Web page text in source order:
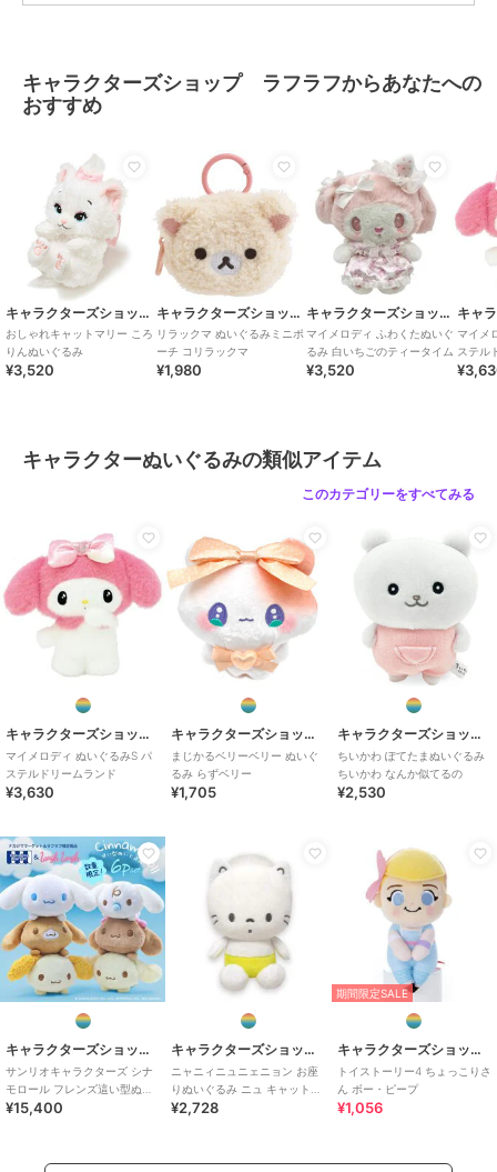
メンズ
カラー ＊＊
サイズ
キャラクターズショップ ラフラフからあなたへの
おすすめ
キャラクターズショップ ラフラフ
おしゃれキャットマリー ころ
りんぬいぐるみ
¥3,520
キャラクターズショップ ラフラフ
リラックマ ぬいぐるみミニポ
ーチ コリラックマ
¥1,980
キャラクターズショップ ラフラフ
マイメロディ ふわくたぬいぐ
るみ 白いちごのティータイム
¥3,520
マイメ
ステル
キャラクターぬいぐるみの類似アイテム
このカテゴリーをすべてみる
キャラクターズショップ ラフラフ
マイメロディ ぬいぐるみS パ
ステルドリームランド
¥3,630
キャラクターズショップ ラフラフ
まじかるベリーベリー ぬいぐ
るみ らずベリー
¥1,705
キャラクターズショップ ラフラフ
ちいかわ ぽてたまぬいぐるみ
ちいかわ なんか似てるの
¥2,530
キャラクターズショップ ラフラフ
サンリオキャラクターズ シナ
モロール フレンズ這い型ぬい
ぐるみS 6Pセット
¥15,400
キャラクターズショップ ラフラフ
ニャニィニュニェニョン お座
りぬいぐるみ ニュ キャットシ
リーズ
¥2,728
期間限定SALE
キャラクターズショップ ラフラフ
トイストーリー4 ちょっこりさ
ん ボー・ピープ
¥1,056